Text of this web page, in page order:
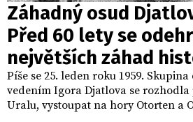
Záhadný osud
Před 60 lety se
největších záhad
Píše se 25. leden roku 1959.
vedením Igora Djatlova se
Uralu, vystoupat na hory Otorten a